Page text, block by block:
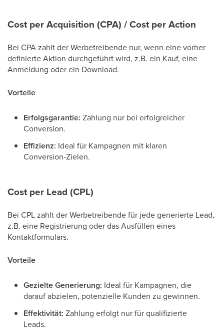
Cost per Acquisition (CPA) / Cost per Action
Bei CPA zahlt der Werbetreibende nur, wenn eine vorher
definierte Aktion durchgeführt wird, z.B. ein Kauf, eine
Anmeldung oder ein Download.
Vorteile
Erfolgsgarantie: Zahlung nur bei erfolgreicher
Conversion.
Effizienz: Ideal für Kampagnen mit klaren
Conversion-Zielen.
Cost per Lead (CPL)
Bei CPL zahlt der Werbetreibende für jede generierte Lead,
z.B. eine Registrierung oder das Ausfüllen eines
Kontaktformulars.
Vorteile
Gezielte Generierung: Ideal für Kampagnen, die
darauf abzielen, potenzielle Kunden zu gewinnen.
Effektivität: Zahlung erfolgt nur für qualifizierte
Leads.